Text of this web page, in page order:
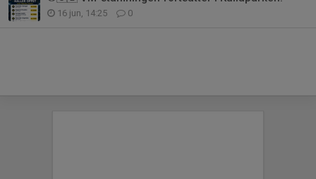
16 jun, 14:25 0